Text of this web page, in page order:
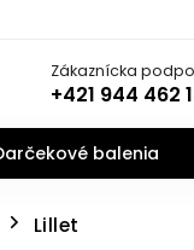
Zákaznícka
+421 944 462
balenia
/ Lillet